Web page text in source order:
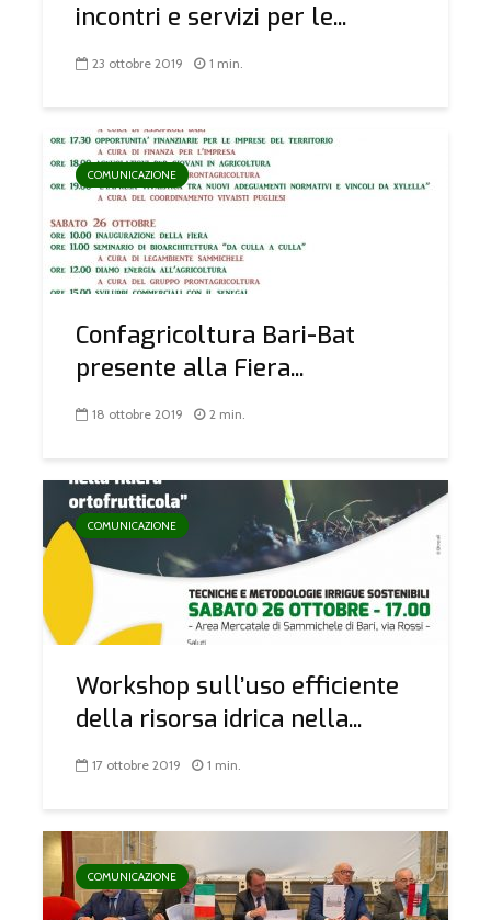
incontri e servizi per le...
23 ottobre 2019 1 min.
COMUNICAZIONE
Confagricoltura Bari-Bat
presente alla Fiera...
18 ottobre 2019 2 min.
COMUNICAZIONE
Workshop sull’uso efficiente
della risorsa idrica nella...
17 ottobre 2019 1 min.
COMUNICAZIONE